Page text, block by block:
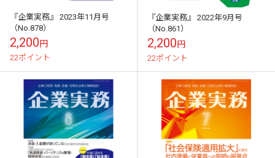
『企業実務』 2023年11月号
（No.878）
2,200円
22ポイント
『企業実務』 2022年9月号
（No.861）
2,200円
22ポイント